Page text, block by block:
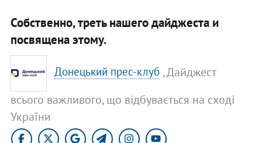
Собственно, треть нашего дайджеста и
посвящена этому.
Донецький прес-клуб , Дайджест
всього важливого, що відбувається на сході
України